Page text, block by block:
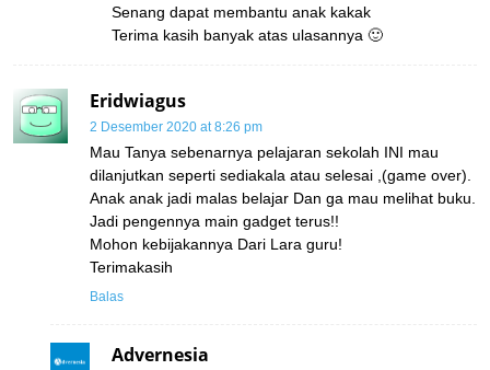
Senang dapat membantu anak kakak
Terima kasih banyak atas ulasannya 🙂
Eridwiagus
2 Desember 2020 at 8:26 pm
Mau Tanya sebenarnya pelajaran sekolah INI mau
dilanjutkan seperti sediakala atau selesai ,(game over).
Anak anak jadi malas belajar Dan ga mau melihat buku.
Jadi pengennya main gadget terus!!
Mohon kebijakannya Dari Lara guru!
Terimakasih
Balas
Advernesia